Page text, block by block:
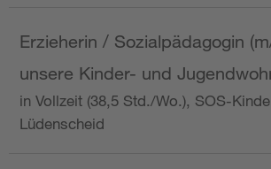
Erzieherin / Sozialpädagogin
unsere Kinder- und
in Vollzeit (38,5 Std./Wo.), SOS-
Lüdenscheid